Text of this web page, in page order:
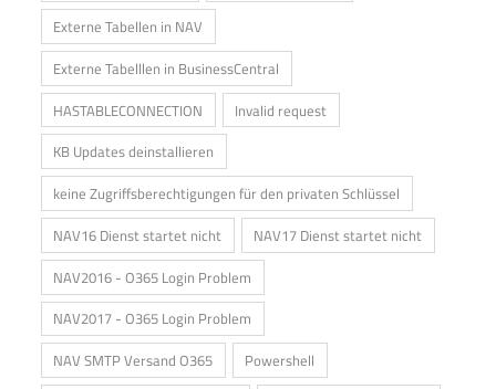
Externe Tabellen in NAV
Externe Tabelllen in BusinessCentral
HASTABLECONNECTION
Invalid request
KB Updates deinstallieren
keine Zugriffsberechtigungen für den privaten Schlüssel
NAV16 Dienst startet nicht
NAV17 Dienst startet nicht
NAV2016 - O365 Login Problem
NAV2017 - O365 Login Problem
NAV SMTP Versand O365
Powershell